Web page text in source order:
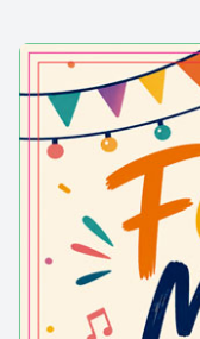
La Muntanya de
depenent, des
Catalunya.
En primer lloc,
no gaire fondes,
d’anys, situat
Catalana, i al
procedents dels